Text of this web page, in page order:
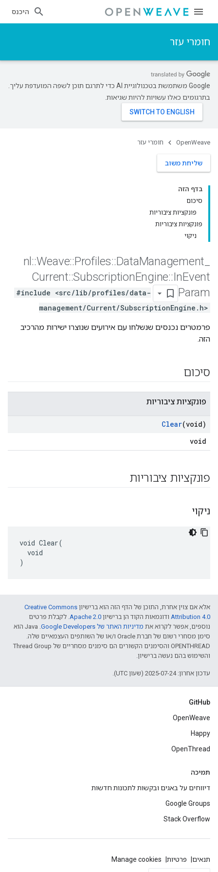
היכנס
חומרי עזר
‫Google משתמשת בטכנולוגיית AI כדי לתרגם תוכן לשפה המועדפת עליך.
בתרגומים כאלו עשויות להיות שגיאות.
OpenWeave חומרי עזר
שליחת משוב
בדף הזה
סיכום
פונקציות ציבוריות
פונקציות ציבוריות
ניקוי
nl ::Weave::Profiles::DataManagement
Current::SubscriptionEngine::InEvent
Param
#include <src/lib/profiles/data-
management/Current/SubscriptionEngine.h>
פרמטרים נכנסים שנשלחו עם אירועים שנוצרו ישירות מהרכיב
הזה.
סיכום
פונקציות ציבוריות
Clear(void)
void
פונקציות ציבוריות
ניקוי
void Clear(
  void
)
אלא אם צוין אחרת, התוכן של הדף הזה הוא ברישיון Creative Commons
Attribution 4.0‏ ודוגמאות הקוד הן ברישיון Apache 2.0‏. לקבלת פרטים
נוספים, אפשר לקרוא את מדיניות האתר של Google Developers‏
.‏ Java הוא
סימן מסחרי רשום של חברת Oracle ו/או של השותפים העצמאיים שלה.
‫OPENTHREAD והסימנים הקשורים הם סימנים מסחריים של Thread Group
והשימוש בהם נעשה ברישיון.
עדכון אחרון: 2025-07-24 (שעון UTC).
GitHub
OpenWeave
Happy
OpenThread
תמיכה
דיווחים על באגים ובקשות לתכונות חדשות
Google Groups
Stack Overflow
תנאים פרטיות Manage cookies